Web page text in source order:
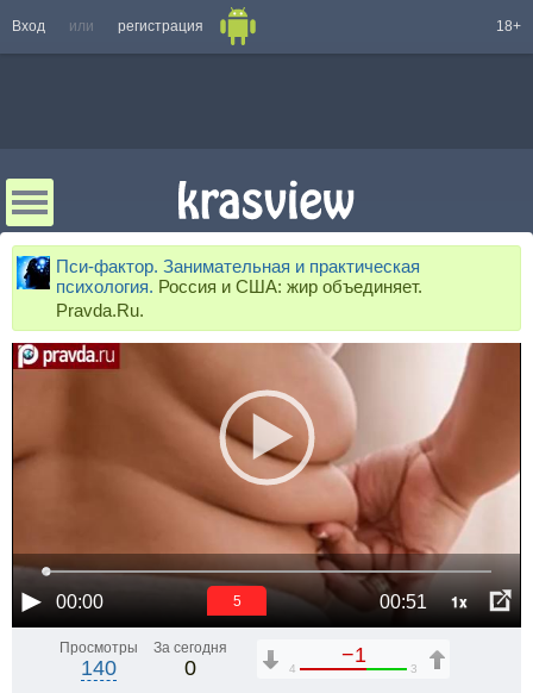
Вход или регистрация 18+
Пси-фактор. Занимательная и практическая
психология. Россия и США: жир объединяет.
Pravda.Ru.
00:00 00:51 1x
5
Просмотры
140
За сегодня
0
−1
4 3